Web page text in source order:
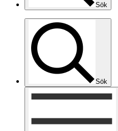
Sök
Sök